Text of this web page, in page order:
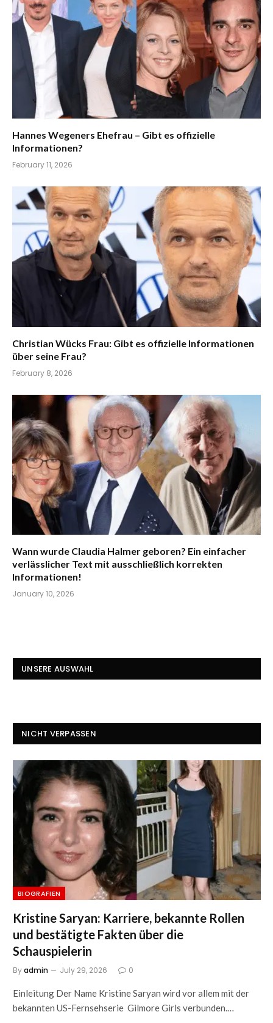
Hannes Wegeners Ehefrau – Gibt es offizielle
Informationen?
February 11, 2026
Christian Wücks Frau: Gibt es offizielle Informationen
über seine Frau?
February 8, 2026
Wann wurde Claudia Halmer geboren? Ein einfacher
verlässlicher Text mit ausschließlich korrekten
Informationen!
January 10, 2026
UNSERE AUSWAHL
NICHT VERPASSEN
BIOGRAFIEN
Kristine Saryan: Karriere, bekannte Rollen
und bestätigte Fakten über die
Schauspielerin
Byadmin July 29, 2026 0
Einleitung Der Name Kristine Saryan wird vor allem mit der
bekannten US-Fernsehserie Gilmore Girls verbunden.…